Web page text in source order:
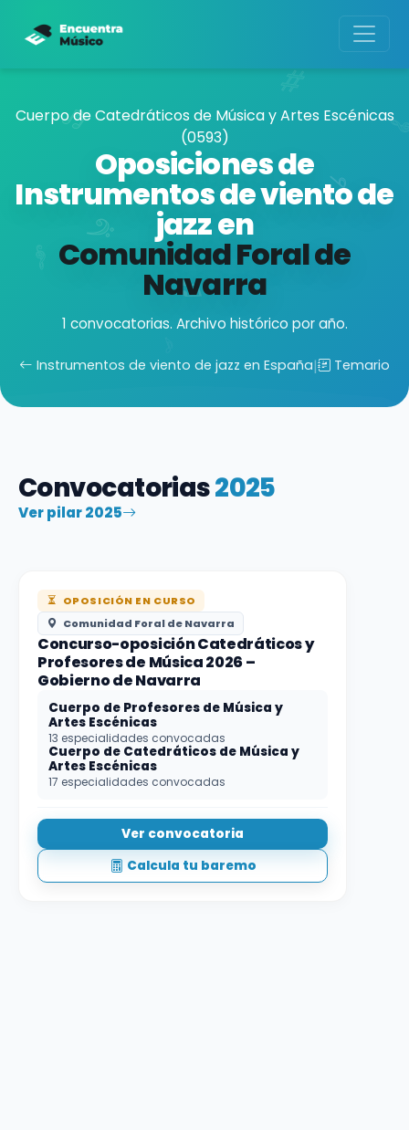
Cuerpo de Catedráticos de Música y Artes Escénicas
(0593)
Oposiciones de
Instrumentos de viento de
jazz en
Comunidad Foral de
Navarra
1 convocatorias. Archivo histórico por año.
Instrumentos de viento de jazz en España| Temario
Convocatorias2025
Ver pilar 2025
OPOSICIÓN EN CURSO
Comunidad Foral de Navarra
Concurso-oposición Catedráticos y
Profesores de Música 2026 –
Gobierno de Navarra
Cuerpo de Profesores de Música y
Artes Escénicas
13 especialidades convocadas
Cuerpo de Catedráticos de Música y
Artes Escénicas
17 especialidades convocadas
Ver convocatoria
Calcula tu baremo